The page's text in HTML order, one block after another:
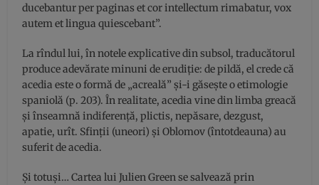
ducebantur per paginas et cor intellectum rimabatur, vox
autem et lingua quiescebant”.
La rîndul lui, în notele explicative din subsol, traducătorul
produce adevărate minuni de erudiție: de pildă, el crede că
acedia este o formă de „acreală” și-i găsește o etimologie
spaniolă (p. 203). În realitate, acedia vine din limba greacă
și înseamnă indiferență, plictis, nepăsare, dezgust,
apatie, urît. Sfinții (uneori) și Oblomov (întotdeauna) au
suferit de acedia.
Și totuși… Cartea lui Julien Green se salvează prin